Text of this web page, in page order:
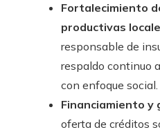
Fortalecimiento
productivas
responsable de
respaldo continuo
con enfoque social.
Financiamiento y
oferta de créditos